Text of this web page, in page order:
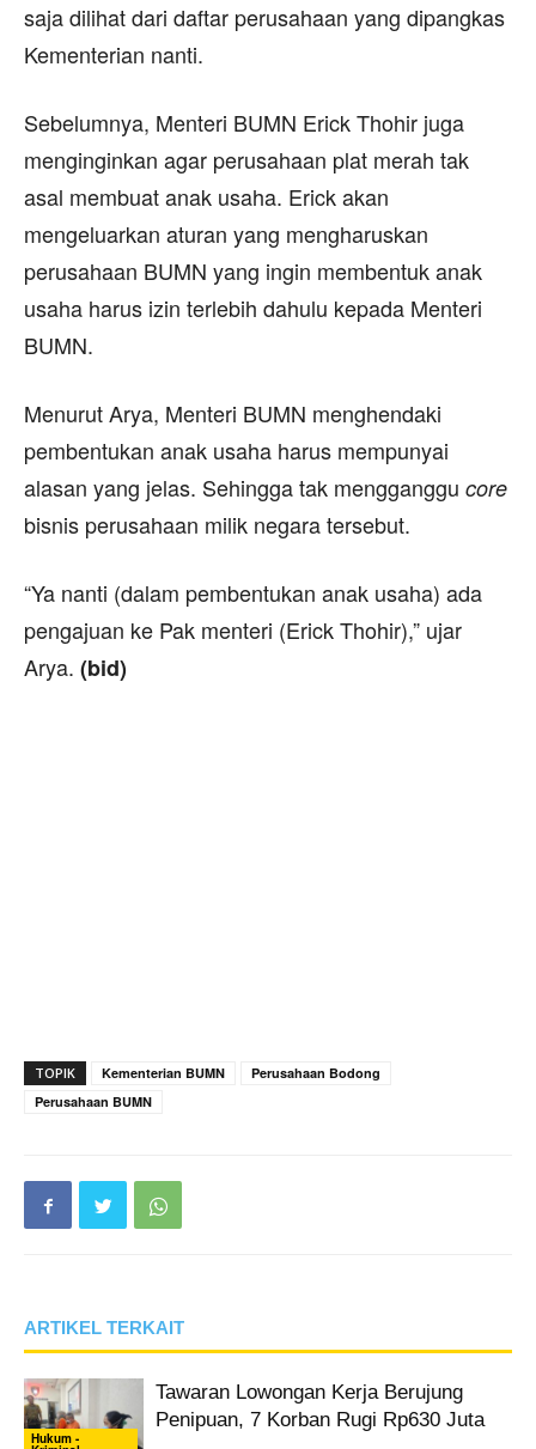
saja dilihat dari daftar perusahaan yang dipangkas
Kementerian nanti.
Sebelumnya, Menteri BUMN Erick Thohir juga
menginginkan agar perusahaan plat merah tak
asal membuat anak usaha. Erick akan
mengeluarkan aturan yang mengharuskan
perusahaan BUMN yang ingin membentuk anak
usaha harus izin terlebih dahulu kepada Menteri
BUMN.
Menurut Arya, Menteri BUMN menghendaki
pembentukan anak usaha harus mempunyai
alasan yang jelas. Sehingga tak mengganggu core
bisnis perusahaan milik negara tersebut.
“Ya nanti (dalam pembentukan anak usaha) ada
pengajuan ke Pak menteri (Erick Thohir),” ujar
Arya. (bid)
TOPIK Kementerian BUMN
Perusahaan Bodong
Perusahaan BUMN
ARTIKEL TERKAIT
Hukum -
Tawaran Lowongan Kerja Berujung
Penipuan, 7 Korban Rugi Rp630 Juta